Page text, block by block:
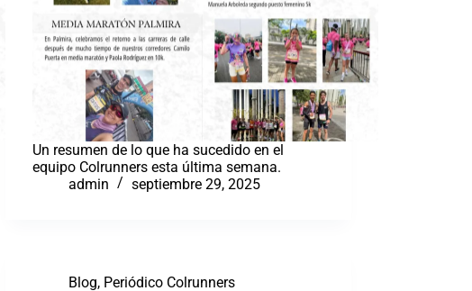
Un resumen de lo que ha sucedido en el
equipo Colrunners esta última semana.
admin
septiembre 29, 2025
Blog, Periódico Colrunners